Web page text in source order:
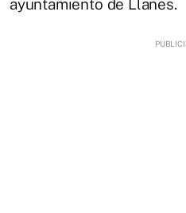
ayuntamiento de Llanes.